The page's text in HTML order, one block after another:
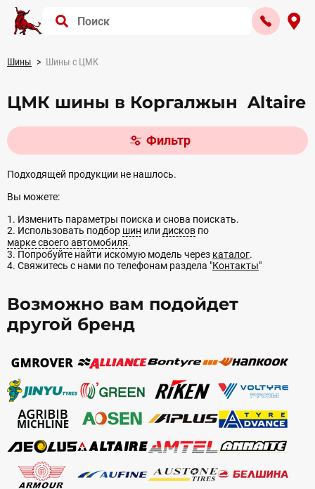
Шины Шины с ЦМК
ЦМК шины в Коргалжын Altaire
Фильтр
Подходящей продукции не нашлось.
Вы можете:
1. Изменить параметры поиска и снова поискать.
2. Использовать подбор шин или дисков по
марке своего автомобиля.
3. Попробуйте найти искомую модель через каталог.
4. Свяжитесь с нами по телефонам раздела "Контакты"
Возможно вам подойдет
другой бренд